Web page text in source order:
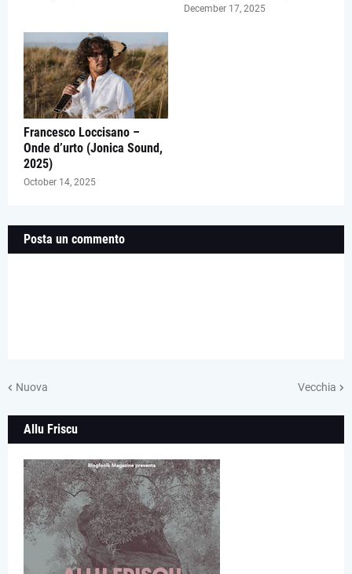
December 17, 2025
Francesco Loccisano –
Onde d’urto (Jonica Sound,
2025)
October 14, 2025
Posta un commento
Nuova Vecchia
Allu Friscu